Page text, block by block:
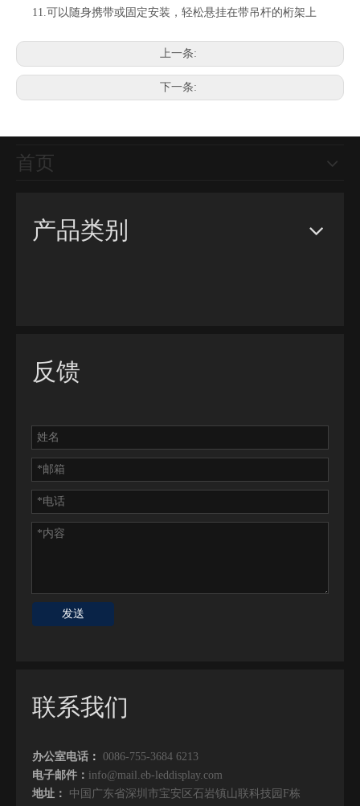
11.可以随身携带或固定安装，轻松悬挂在带吊杆的桁架上
上一条:
下一条:
首页
产品类别
反馈
发送
联系我们
办公室电话 ： 0086-755-3684 6213
电子邮件： info@mail.eb-leddisplay.com
地址：
中国广东省深圳市宝安区石岩镇山联科技园F栋